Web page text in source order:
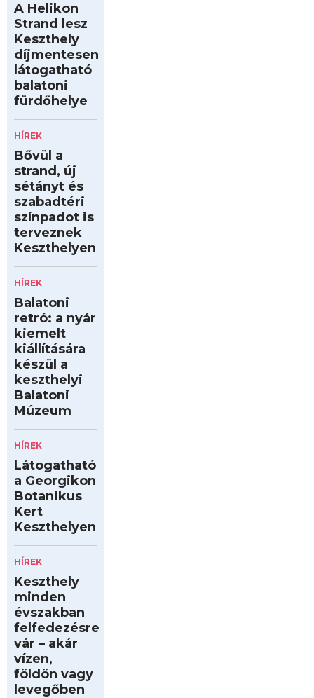
A Helikon
Strand lesz
Keszthely
díjmentesen
látogatható
balatoni
fürdőhelye
HÍREK
Bővül a
strand, új
sétányt és
szabadtéri
színpadot is
terveznek
Keszthelyen
HÍREK
Balatoni
retró: a nyár
kiemelt
kiállítására
készül a
keszthelyi
Balatoni
Múzeum
HÍREK
Látogatható
a Georgikon
Botanikus
Kert
Keszthelyen
HÍREK
Keszthely
minden
évszakban
felfedezésre
vár – akár
vízen,
földön vagy
levegőben